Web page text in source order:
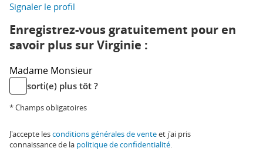
Signaler le profil
Enregistrez-vous gratuitement pour en
savoir plus sur Virginie :
Madame Monsieur
sorti(e) plus tôt ?
* Champs obligatoires
J'accepte lesconditions générales de venteet j'ai pris
connaissance de la politique de confidentialité.